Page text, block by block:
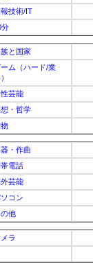
技術/IT
分
と国家
ム（ハード/業
性芸能
想・哲学
・作曲
電話
芸能
コン
の他
ラ